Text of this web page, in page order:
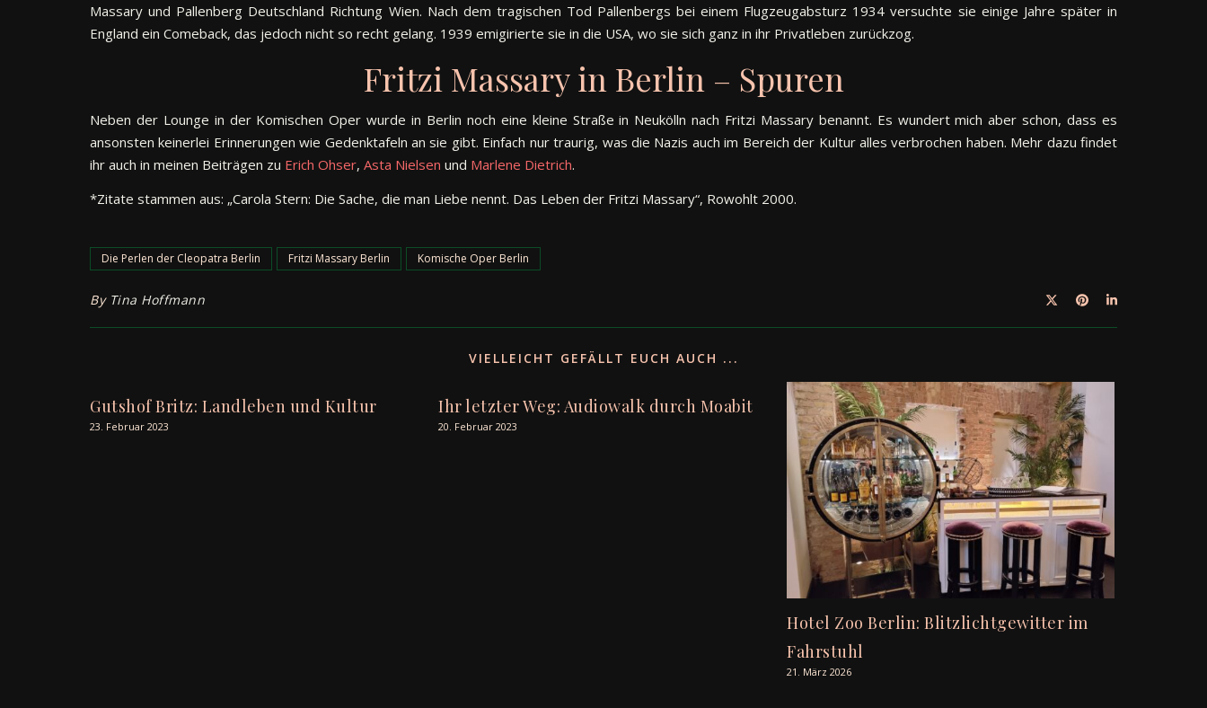
Massary und Pallenberg Deutschland Richtung Wien. Nach dem tragischen Tod Pallenbergs bei einem Flugzeugabsturz 1934 versuchte sie einige Jahre später in
England ein Comeback, das jedoch nicht so recht gelang. 1939 emigirierte sie in die USA, wo sie sich ganz in ihr Privatleben zurückzog.
Fritzi Massary in Berlin – Spuren
Neben der Lounge in der Komischen Oper wurde in Berlin noch eine kleine Straße in Neukölln nach Fritzi Massary benannt. Es wundert mich aber schon, dass es
ansonsten keinerlei Erinnerungen wie Gedenktafeln an sie gibt. Einfach nur traurig, was die Nazis auch im Bereich der Kultur alles verbrochen haben. Mehr dazu findet
ihr auch in meinen Beiträgen zu Erich Ohser, Asta Nielsen und Marlene Dietrich.
*Zitate stammen aus: „Carola Stern: Die Sache, die man Liebe nennt. Das Leben der Fritzi Massary“, Rowohlt 2000.
Die Perlen der Cleopatra Berlin Fritzi Massary Berlin Komische Oper Berlin
By Tina Hoffmann
VIELLEICHT GEFÄLLT EUCH AUCH ...
Gutshof Britz: Landleben und Kultur
23. Februar 2023
Ihr letzter Weg: Audiowalk durch Moabit
20. Februar 2023
Hotel Zoo Berlin: Blitzlichtgewitter im
Fahrstuhl
21. März 2026